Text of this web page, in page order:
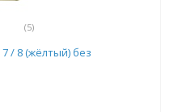
(5)
/ 8 (жёлтый) без